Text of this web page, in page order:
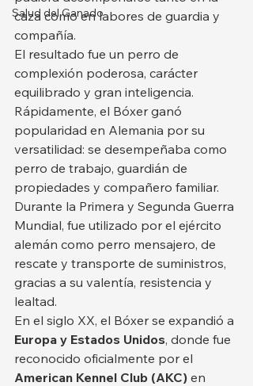
Salud del Ganado
caza como en labores de guardia y
compañía.
El resultado fue un perro de
complexión poderosa, carácter
equilibrado y gran inteligencia.
Rápidamente, el Bóxer ganó
popularidad en Alemania por su
versatilidad: se desempeñaba como
perro de trabajo, guardián de
propiedades y compañero familiar.
Durante la Primera y Segunda Guerra
Mundial, fue utilizado por el ejército
alemán como perro mensajero, de
rescate y transporte de suministros,
gracias a su valentía, resistencia y
lealtad.
En el siglo XX, el Bóxer se expandió a
Europa y Estados Unidos, donde fue
reconocido oficialmente por el
American Kennel Club (AKC) en